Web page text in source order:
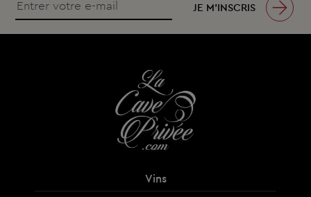
JE M’INSCRIS
Vins